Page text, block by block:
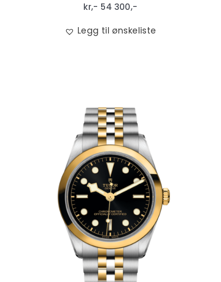
kr,- 54 300,-
Legg til ønskeliste